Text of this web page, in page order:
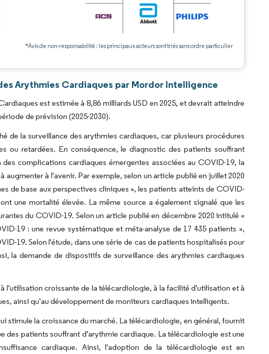
*Avis de non-responsabilité : les principaux acteurs sont triés sans ordre particulier
Arythmies Cardiaques par Mordor Intelligence
est estimée à 8,86 milliards USD en 2025, et devrait atteindre
de prévision (2025-2030).
de la surveillance des arythmies cardiaques, car plusieurs procédures
ou retardées. En conséquence, le diagnostic des patients souffrant
complications cardiaques émergentes associées au COVID-19, la
à l'avenir. Par exemple, selon un article publié en juillet 2020
de base aux perspectives cliniques », les patients atteints de COVID-
une mortalité élevée. La même source a également signalé que les
du COVID-19. Selon un article publié en décembre 2020 intitulé «
19 : une revue systématique et méta-analyse de 17 435 patients »,
19. Selon l'étude, dans une série de cas de patients hospitalisés pour
la demande de dispositifs de surveillance des arythmies cardiaques
l'utilisation croissante de la télécardiologie, à la facilité d'utilisation et à
ainsi qu'au développement de moniteurs cardiaques intelligents.
stimule la croissance du marché. La télécardiologie, en général, fournit
des patients souffrant d'arythmie cardiaque. La télécardiologie est une
cardiaque. Ainsi, l'adoption de la télécardiologie est en